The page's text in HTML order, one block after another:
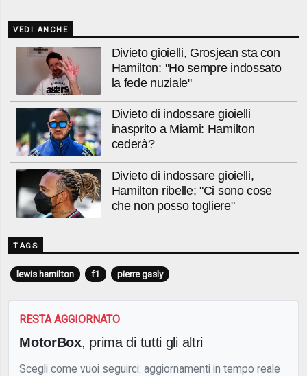
VEDI ANCHE
Divieto gioielli, Grosjean sta con
Hamilton: "Ho sempre indossato
la fede nuziale"
Divieto di indossare gioielli
inasprito a Miami: Hamilton
cederà?
Divieto di indossare gioielli,
Hamilton ribelle: "Ci sono cose
che non posso togliere"
TAGS
lewis hamilton f1 pierre gasly
RESTA AGGIORNATO
MotorBox, prima di tutti gli altri
Scegli come vuoi seguirci: aggiornamenti in tempo reale